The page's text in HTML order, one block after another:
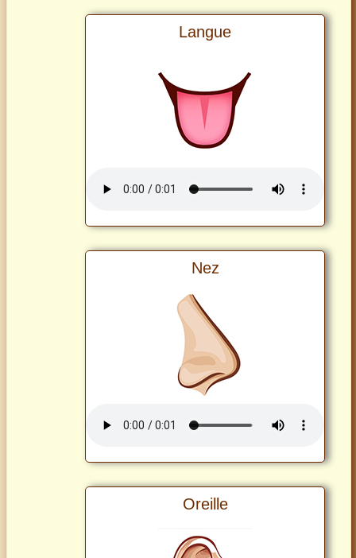
Langue
Nez
Oreille